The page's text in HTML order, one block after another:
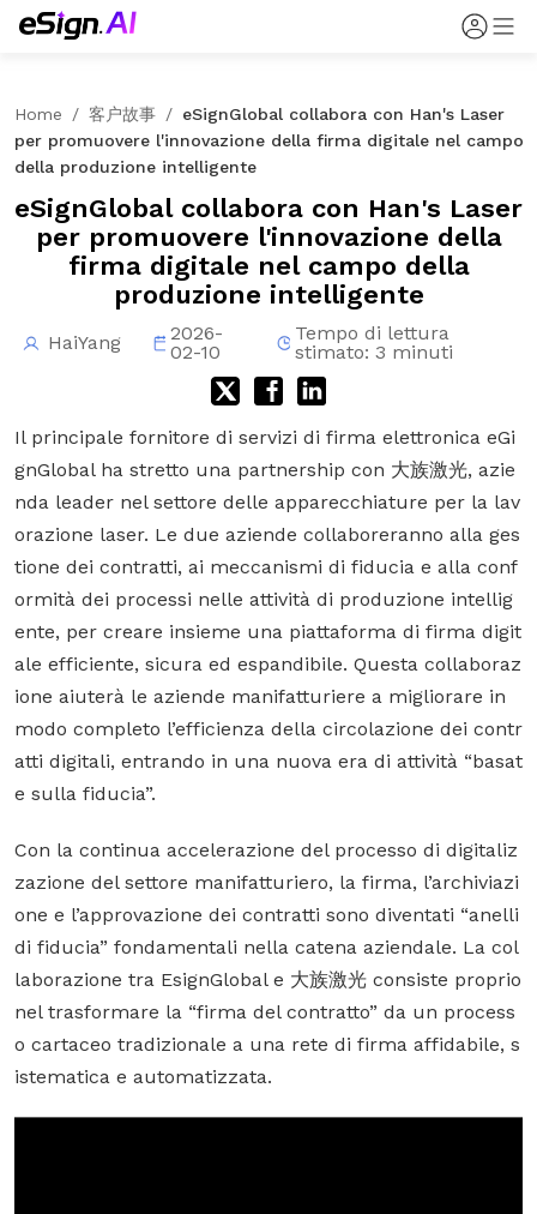
Home / 客户故事 / eSignGlobal collabora con Han's Laser
per promuovere l'innovazione della firma digitale nel campo
della produzione intelligente
eSignGlobal collabora con Han's Laser
per promuovere l'innovazione della
firma digitale nel campo della
produzione intelligente
HaiYang
2026-
02-10
Tempo di lettura
stimato: 3 minuti
Il principale fornitore di servizi di firma elettronica eGi
gnGlobalha stretto una partnership con 大族激光, azie
nda leader nel settore delle apparecchiature per la lav
orazione laser. Le due aziende collaboreranno alla ges
tione dei contratti, ai meccanismi di fiducia e alla conf
ormità dei processi nelle attività di produzione intellig
ente, per creare insieme una piattaforma di firma digit
ale efficiente, sicura ed espandibile. Questa collaboraz
ione aiuterà le aziende manifatturiere a migliorare in
modo completo l’efficienza della circolazione dei contr
atti digitali, entrando in una nuova era di attività “basat
e sulla fiducia”.
Con la continua accelerazione del processo di digitaliz
zazione del settore manifatturiero, la firma, l’archiviazi
one e l’approvazione dei contratti sono diventati “anelli
di fiducia” fondamentali nella catena aziendale. La col
laborazione tra EsignGlobal e 大族激光 consiste proprio
nel trasformare la “firma del contratto” da un process
o cartaceo tradizionale a una rete di firma affidabile, s
istematica e automatizzata.